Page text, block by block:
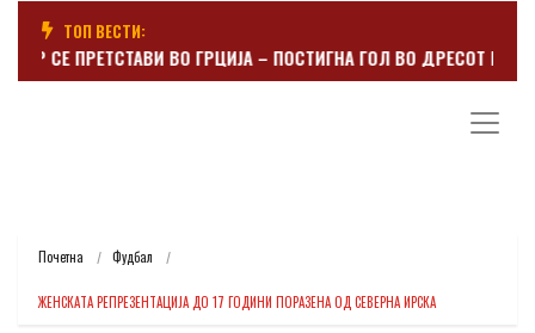
ТОП ВЕСТИ:
СЕ ПРЕТСТАВИ ВО ГРЦИЈА – ПОСТИГНА ГОЛ ВО ДРЕСОТ НА
Почетна Фудбал
ЖЕНСКАТА РЕПРЕЗЕНТАЦИЈА ДО 17 ГОДИНИ ПОРАЗЕНА ОД СЕВЕРНА ИРСКА